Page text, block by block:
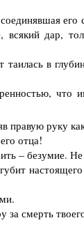
его
дар,
в
что
правую руку
отца!
– безумие. Не
смерть